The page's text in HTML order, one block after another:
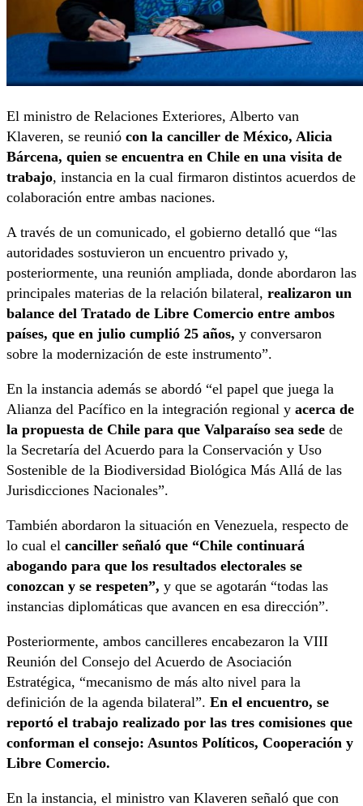
El ministro de Relaciones Exteriores, Alberto van
Klaveren, se reunió con la canciller de México, Alicia
Bárcena, quien se encuentra en Chile en una visita de
trabajo, instancia en la cual firmaron distintos acuerdos de
colaboración entre ambas naciones.
A través de un comunicado, el gobierno detalló que “las
autoridades sostuvieron un encuentro privado y,
posteriormente, una reunión ampliada, donde abordaron las
principales materias de la relación bilateral, realizaron un
balance del Tratado de Libre Comercio entre ambos
países, que en julio cumplió 25 años, y conversaron
sobre la modernización de este instrumento”.
En la instancia además se abordó “el papel que juega la
Alianza del Pacífico en la integración regional y acerca de
la propuesta de Chile para que Valparaíso sea sede de
la Secretaría del Acuerdo para la Conservación y Uso
Sostenible de la Biodiversidad Biológica Más Allá de las
Jurisdicciones Nacionales”.
También abordaron la situación en Venezuela, respecto de
lo cual el canciller señaló que “Chile continuará
abogando para que los resultados electorales se
conozcan y se respeten”, y que se agotarán “todas las
instancias diplomáticas que avancen en esa dirección”.
Posteriormente, ambos cancilleres encabezaron la VIII
Reunión del Consejo del Acuerdo de Asociación
Estratégica, “mecanismo de más alto nivel para la
definición de la agenda bilateral”. En el encuentro, se
reportó el trabajo realizado por las tres comisiones que
conforman el consejo: Asuntos Políticos, Cooperación y
Libre Comercio.
En la instancia, el ministro van Klaveren señaló que con